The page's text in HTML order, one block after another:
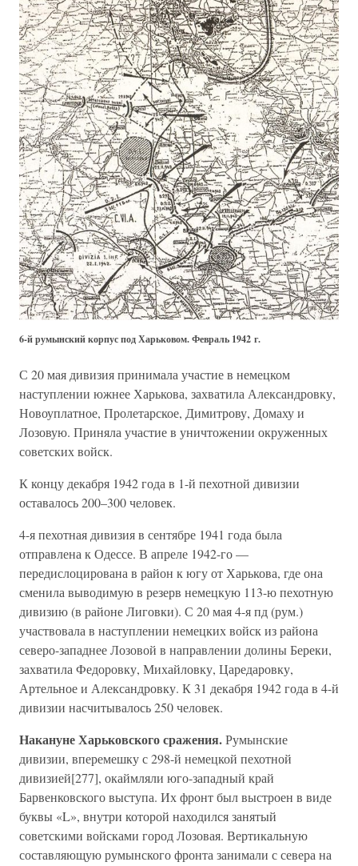
6-й румынский корпус под Харьковом. Февраль 1942 г.
С 20 мая дивизия принимала участие в немецком
наступлении южнее Харькова, захватила Александровку,
Новоуплатное, Пролетарское, Димитрову, Домаху и
Лозовую. Приняла участие в уничтожении окруженных
советских войск.
К концу декабря 1942 года в 1-й пехотной дивизии
оставалось 200–300 человек.
4-я пехотная дивизия в сентябре 1941 года была
отправлена к Одессе. В апреле 1942-го —
передислоцирована в район к югу от Харькова, где она
сменила выводимую в резерв немецкую 113-ю пехотную
дивизию (в районе Лиговки). С 20 мая 4-я пд (рум.)
участвовала в наступлении немецких войск из района
северо-западнее Лозовой в направлении долины Береки,
захватила Федоровку, Михайловку, Царедаровку,
Артельное и Александровку. К 31 декабря 1942 года в 4-й
дивизии насчитывалось 250 человек.
Накануне Харьковского сражения.Румынские
дивизии, вперемешку с 298-й немецкой пехотной
дивизией[277], окаймляли юго-западный край
Барвенковского выступа. Их фронт был выстроен в виде
буквы «L», внутри которой находился занятый
советскими войсками город Лозовая. Вертикальную
составляющую румынского фронта занимали с севера на